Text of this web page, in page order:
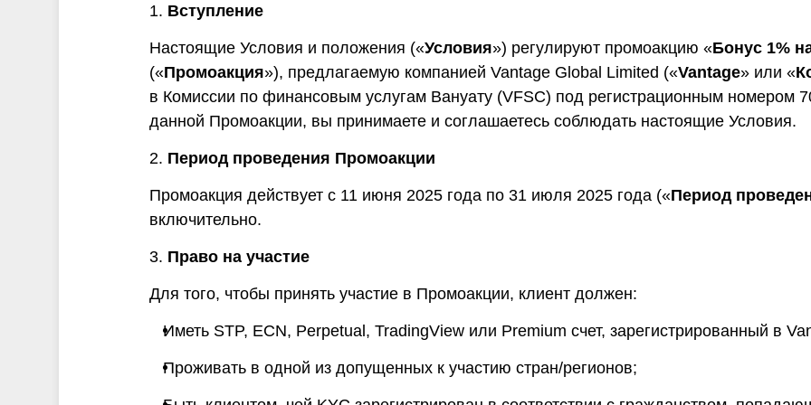
Акции Австралии
Commonwealth Bank,
Акции ЕС
Торгуйте акциями таких
AstraZeneca, Unilever и
платформе для построения графиков
Копитрейдинг ПОПУЛЯРНОЕ
Копируйте, торгуйте и зарабатывайте в
одно касание
1. Вступление
Настоящие Условия и положения («Условия») регулируют промоакцию «Бонус 1%
(«Промоакция»), предлагаемую компанией Vantage Global Limited («Vantage» или «
в Комиссии по финансовым услугам Вануату (VFSC) под регистрационным номером
данной Промоакции, вы принимаете и соглашаетесь соблюдать настоящие Условия.
2. Период проведения Промоакции
Промоакция действует с 11 июня 2025 года по 31 июля 2025 года («Период
включительно.
3. Право на участие
Для того, чтобы принять участие в Промоакции, клиент должен:
Иметь STP, ECN, Perpetual, TradingView или Premium счет, зарегистрированный в
Проживать в одной из допущенных к участию стран/регионов;